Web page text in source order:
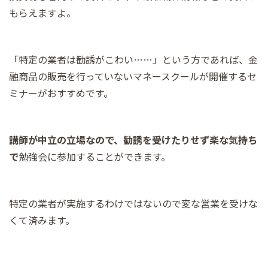
もらえますよ。
「特定の業者は勧誘がこわい……」という方であれば、金
融商品の販売を行っていないマネースクールが開催するセ
ミナーがおすすめです。
講師が中立の立場なので、勧誘を受けたりせず楽な気持ち
で勉強会に参加することができます。
特定の業者が実施するわけではないので変な営業を受けな
くて済みます。